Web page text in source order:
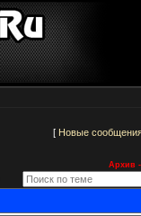
[ Новые
Архив -